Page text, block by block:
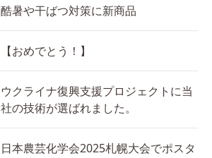
酷暑や干ばつ対策に新商品
【おめでとう！】
ウクライナ復興支援プロジェクトに当
社の技術が選ばれました。
日本農芸化学会2025札幌大会でポスタ